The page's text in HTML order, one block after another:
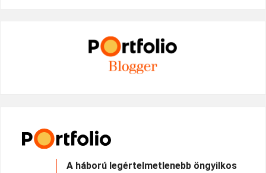
A háború legértelmetlenebb öngyilkos